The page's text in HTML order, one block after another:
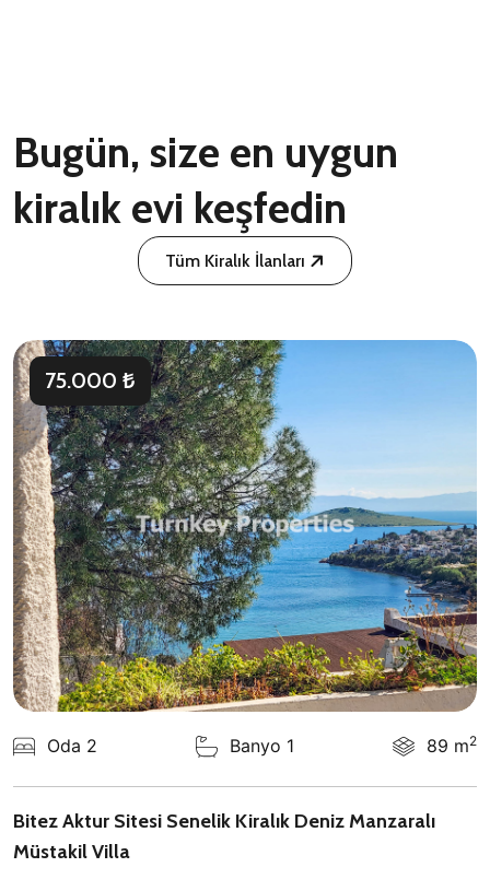
Bugün, size en uygun
kiralık evi keşfedin
Tüm Kiralık İlanları
75.000 ₺
Oda 2 Banyo 1 89 m2
Bitez Aktur Sitesi Senelik Kiralık Deniz Manzaralı
Müstakil Villa